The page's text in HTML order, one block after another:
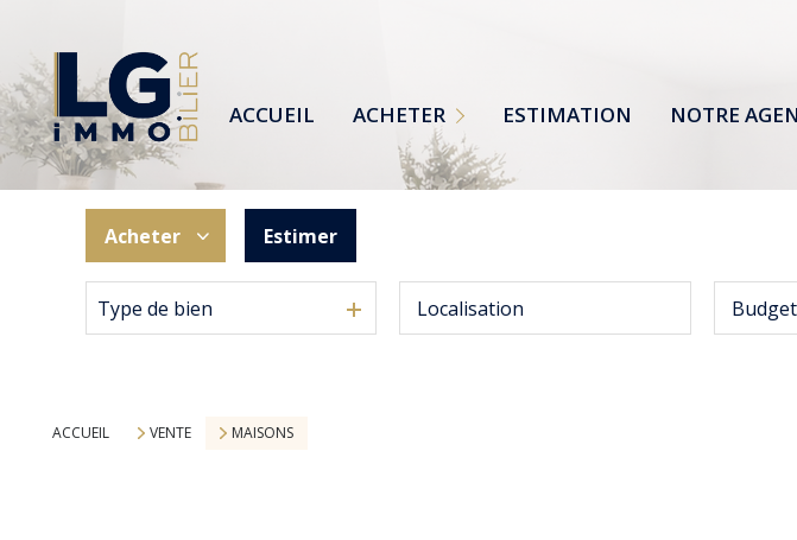
ACCUEIL ACHETER
TERRAINS
APPARTEMENTS
ESTIMATION NOTRE
Acheter
De l'ancien
Estimer
Type de bien Budget
ACCUEIL VENTE MAISONS